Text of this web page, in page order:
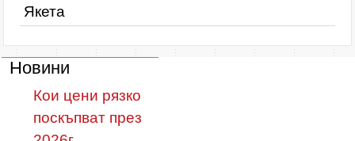
Якета
Новини
Кои цени рязко
поскъпват през